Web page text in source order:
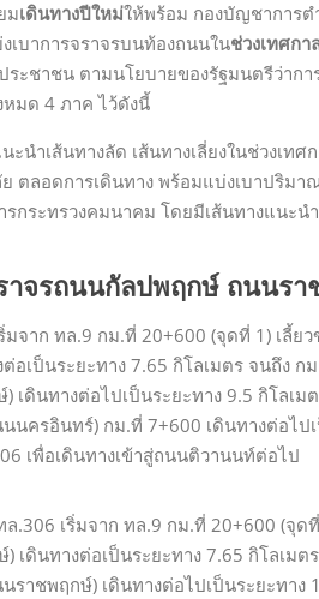
มเดินทางปีใหม่ให้พร้อม กองบัญชาการต
บาการจราจรบนท้องถนนในช่วงเทศก
ระชาชน ตามนโยบายของรัฐมนตรีว่าก
มด 4 ภาค ไว้ดังนี้
นำเส้นทางลัด เส้นทางเลี่ยงในช่วงเท
ย ตลอดการเดินทาง พร้อมแบ่งเบาปริ
กระทรวงคมนาคม โดยมีเส้นทางแนะน
ราจรถนนกัลปพฤกษ์ ถนนร
มจาก ทล.9 กม.ที่ 20+600 (จุดที่ 1) เลี้ย
อเป็นระยะทาง 7.65 กิโลเมตร จนถึง
เดินทางต่อไปเป็นระยะทาง 9.5 กิโลเม
ครอินทร์) กม.ที่ 7+600 เดินทางต่อไป
เพื่อเดินทางเข้าสู่ถนนติวานนท์ต่อไป
ล.306 เริ่มจาก ทล.9 กม.ที่ 20+600 (จุด
เดินทางต่อเป็นระยะทาง 7.65 กิโลเม
าชพฤกษ์) เดินทางต่อไปเป็นระยะทาง